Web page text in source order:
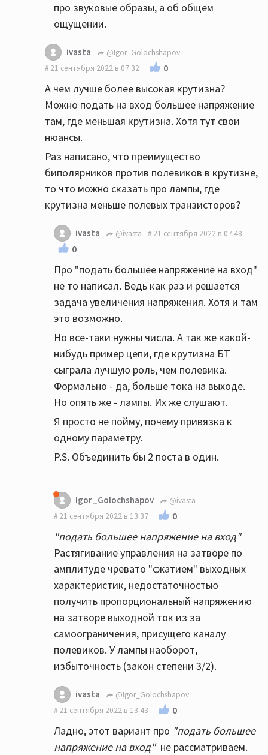
про звуковые образы, а об общем
ощущении.
ivasta
@Igor_Golochshapov
21 сентября 2022 в 07:32
0
А чем лучше более высокая крутизна?
Можно подать на вход большее напряжение
там, где меньшая крутизна. Хотя тут свои
нюансы.
Раз написано, что преимущество
биполярников против полевиков в крутизне,
то что можно сказать про лампы, где
крутизна меньше полевых транзисторов?
ivasta @ivasta 21 сентября 2022 в 07:48
0
Про "подать большее напряжение на вход"
не то написал. Ведь как раз и решается
задача увеличения напряжения. Хотя и там
это возможно.
Но все-таки нужны числа. А так же какой-
нибудь пример цепи, где крутизна БТ
сыграла лучшую роль, чем полевика.
Формально - да, больше тока на выходе.
Но опять же - лампы. Их же слушают.
Я просто не пойму, почему привязка к
одному параметру.
P.S. Объединить бы 2 поста в один.
Igor_Golochshapov
@ivasta
21 сентября 2022 в 13:37
0
"подать большее напряжение на вход"
Растягивание управления на затворе по
амплитуде чревато "сжатием" выходных
характеристик, недостаточностью
получить пропорциональный напряжению
на затворе выходной ток из за
самоограничения, присущего каналу
полевиков. У лампы наоборот,
избыточность (закон степени 3/2).
ivasta
@Igor_Golochshapov
21 сентября 2022 в 13:43
0
Ладно, этот вариант про "подать большее
напряжение на вход"не рассматриваем.